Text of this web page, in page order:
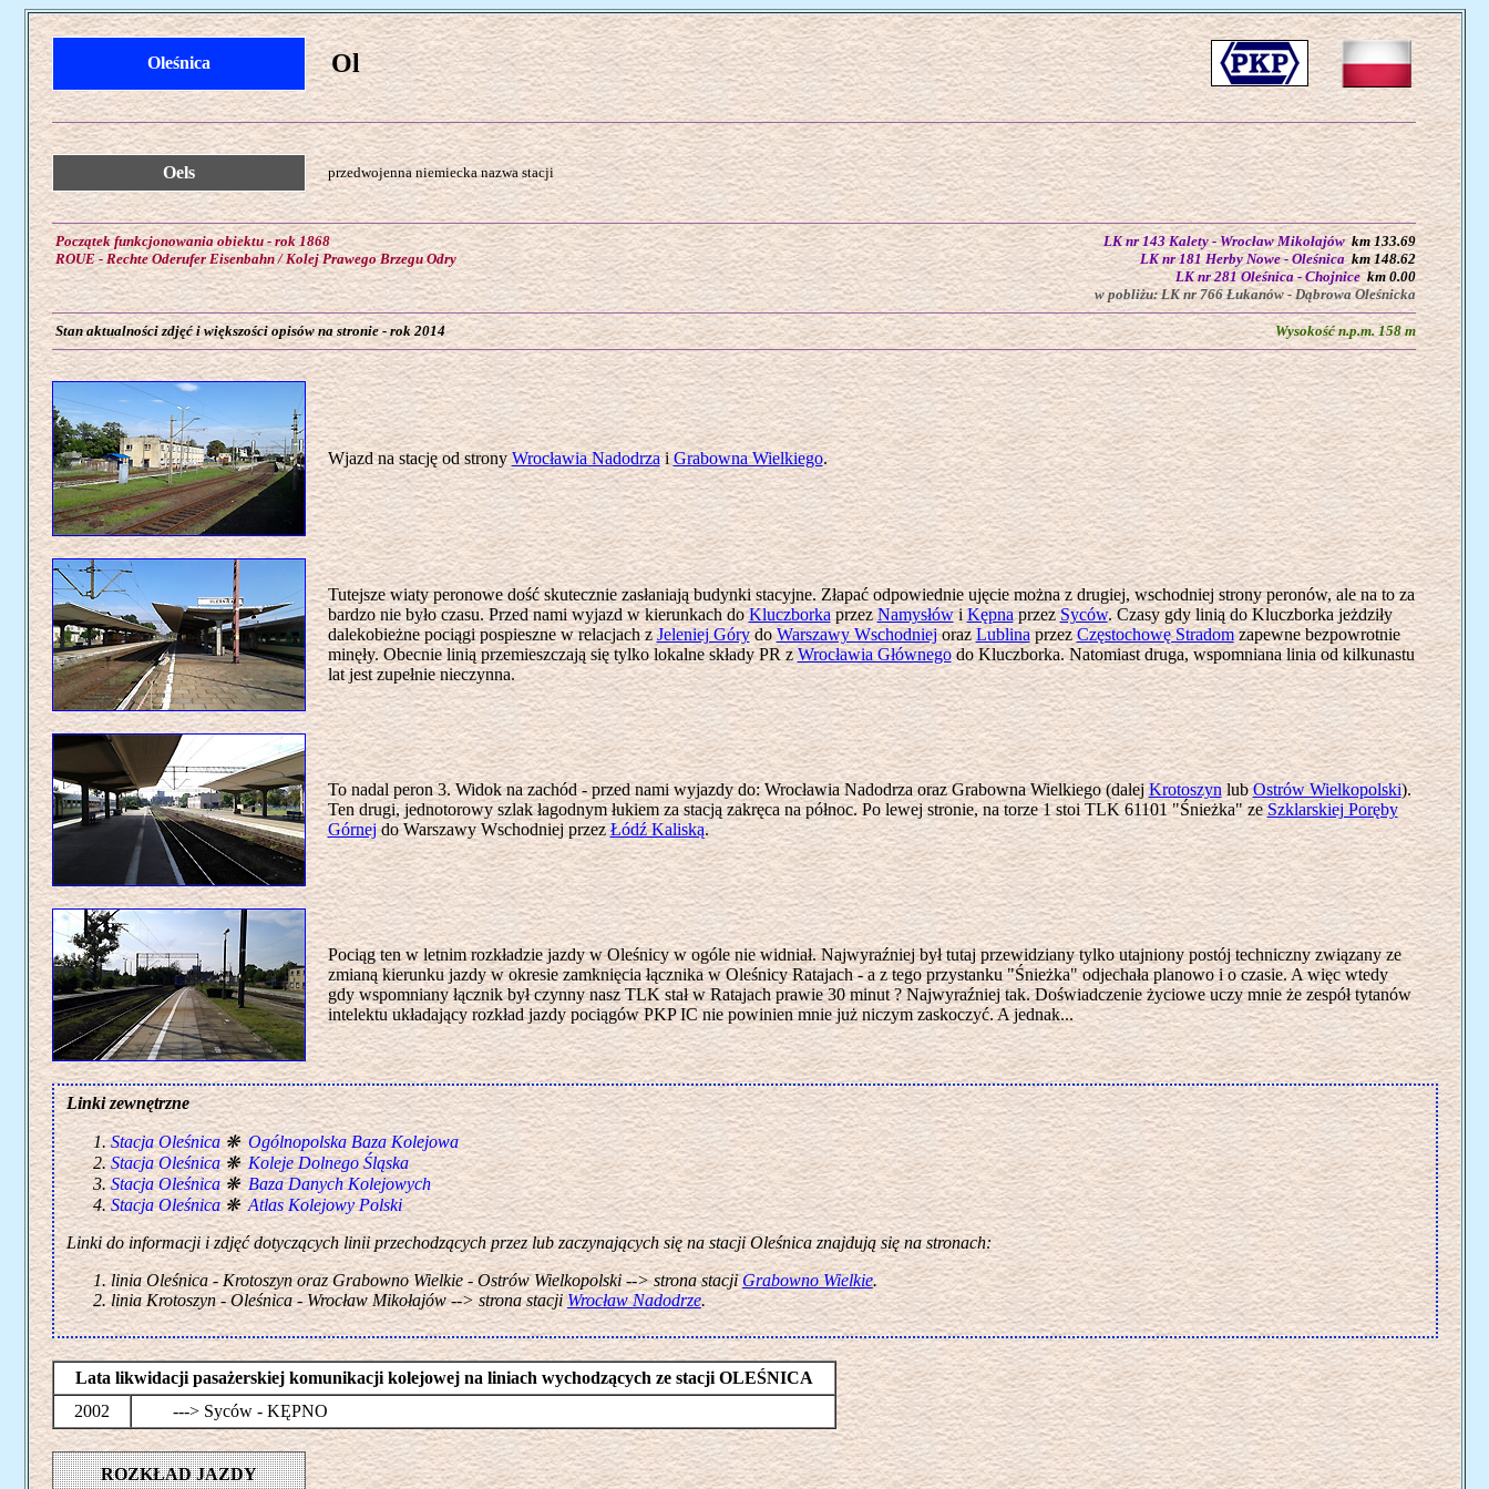
Oleśnica Ol
Oels przedwojenna niemiecka nazwa stacji
Początek funkcjonowania obiektu - rok 1868
ROUE - Rechte Oderufer Eisenbahn / Kolej Prawego Brzegu Odry
LK nr 143 Kalety - Wrocław Mikołajów km 133.69
LK nr 181 Herby Nowe - Oleśnicakm 148.62
LK nr 281 Oleśnica - Chojnicekm 0.00
w pobliżu: LK nr 766 Łukanów - Dąbrowa Oleśnicka
Stan aktualności zdjęć i większości opisów na stronie - rok 2014 Wysokość n.p.m. 158 m
Wjazd na stację od stronyWrocławia Nadodrzai Grabowna Wielkiego.
Tutejsze wiaty peronowe dość skutecznie zasłaniają budynki stacyjne. Złapać odpowiednie ujęcie można z drugiej, wschodniej strony peronów, ale na to za
bardzo nie było czasu. Przed nami wyjazd w kierunkach doKluczborkaprzezNamysłówiKępnaprzezSyców. Czasy gdy linią do Kluczborka jeżdziły
dalekobieżne pociągi pospieszne w relacjach zJeleniej GórydoWarszawy WschodniejorazLublinaprzezCzęstochowę Stradomzapewne bezpowrotnie
minęły. Obecnie linią przemieszczają się tylko lokalne składy PR z Wrocławia Głównegodo Kluczborka. Natomiast druga, wspomniana linia od kilkunastu
lat jest zupełnie nieczynna.
To nadal peron 3. Widok na zachód - przed nami wyjazdy do: Wrocławia Nadodrza oraz Grabowna Wielkiego (dalejKrotoszyn lubOstrów Wielkopolski).
Ten drugi, jednotorowy szlak łagodnym łukiem za stacją zakręca na północ. Po lewej stronie, na torze 1 stoi TLK 61101 "Śnieżka" zeSzklarskiej Poręby
Górnejdo Warszawy Wschodniej przezŁódź Kaliską.
Pociąg ten w letnim rozkładzie jazdy w Oleśnicy w ogóle nie widniał. Najwyraźniej był tutaj przewidziany tylko utajniony postój techniczny związany ze
zmianą kierunku jazdy w okresie zamknięcia łącznika w Oleśnicy Ratajach - a z tego przystanku "Śnieżka" odjechała planowo i o czasie. A więc wtedy
gdy wspomniany łącznik był czynny nasz TLK stał w Ratajach prawie 30 minut ? Najwyraźniej tak. Doświadczenie życiowe uczy mnie że zespół tytanów
intelektu układający rozkład jazdy pociągów PKP IC nie powinien mnie już niczym zaskoczyć. A jednak...
Linki zewnętrzne
Stacja Oleśnica❋Ogólnopolska Baza Kolejowa
Stacja Oleśnica❋ Koleje Dolnego Śląska
Stacja Oleśnica❋Baza Danych Kolejowych
Stacja Oleśnica❋Atlas Kolejowy Polski
Linki do informacji i zdjęć dotyczących linii przechodzących przez lub zaczynających się na stacji Oleśnica znajdują się na stronach:
linia Oleśnica - Krotoszyn oraz Grabowno Wielkie - Ostrów Wielkopolski --> strona stacjiGrabowno Wielkie.
linia Krotoszyn - Oleśnica - Wrocław Mikołajów --> strona stacjiWrocław Nadodrze.
Lata likwidacji pasażerskiej komunikacji kolejowej na liniach wychodzących ze stacji OLEŚNICA
2002
---> Syców - KĘPNO
ROZKŁAD JAZDY